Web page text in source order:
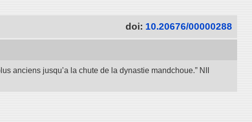
doi: 10.20676/00000288
anciens jusqu’a la chute de la dynastie mandchoue.” NII